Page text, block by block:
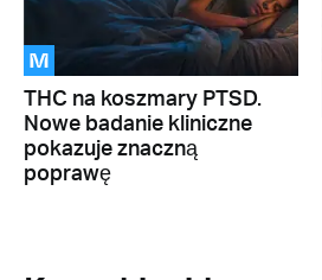
M
THC na koszmary PTSD.
Nowe badanie kliniczne
pokazuje znaczną
poprawę